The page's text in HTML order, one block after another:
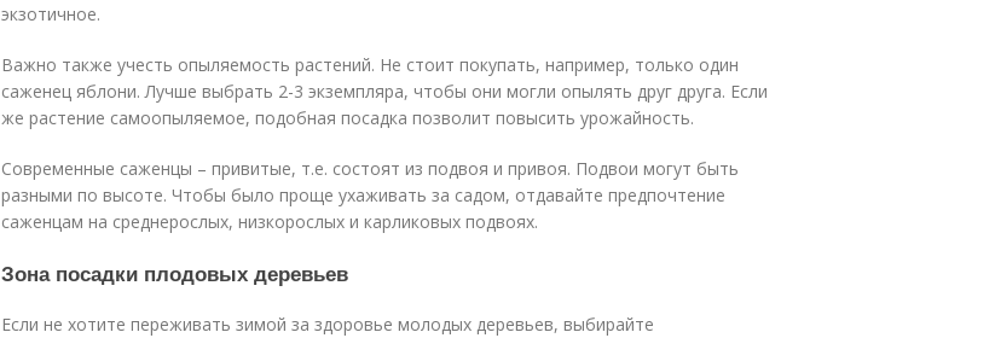
экзотичное.
Важно также учесть опыляемость растений. Не стоит покупать, например, только один
саженец яблони. Лучше выбрать 2-3 экземпляра, чтобы они могли опылять друг друга. Если
же растение самоопыляемое, подобная посадка позволит повысить урожайность.
Современные саженцы – привитые, т.е. состоят из подвоя и привоя. Подвои могут быть
разными по высоте. Чтобы было проще ухаживать за садом, отдавайте предпочтение
саженцам на среднерослых, низкорослых и карликовых подвоях.
Зона посадки плодовых деревьев
Если не хотите переживать зимой за здоровье молодых деревьев, выбирайте